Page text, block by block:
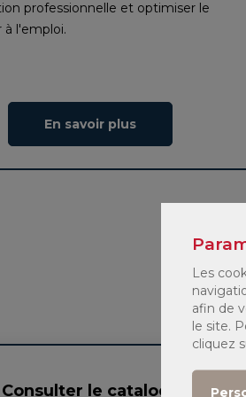
professionnelle et optimiser le
à l'emploi.
En savoir plus
Consulter le catalogue des
Les
afin de
le site.
cliquez